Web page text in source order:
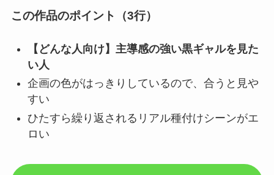
この作品のポイント（3行）
【どんな人向け】主導感の強い黒ギャルを見た
い人
企画の色がはっきりしているので、合うと見や
すい
ひたすら繰り返されるリアル種付けシーンがエ
ロい